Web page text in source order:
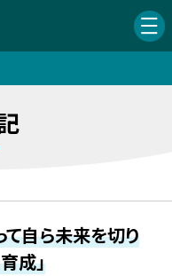
自ら未来を切り
成」